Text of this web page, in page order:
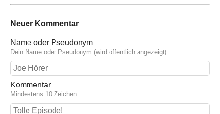
Neuer Kommentar
Name oder Pseudonym
Dein Name oder Pseudonym (wird öffentlich angezeigt)
Kommentar
Mindestens 10 Zeichen